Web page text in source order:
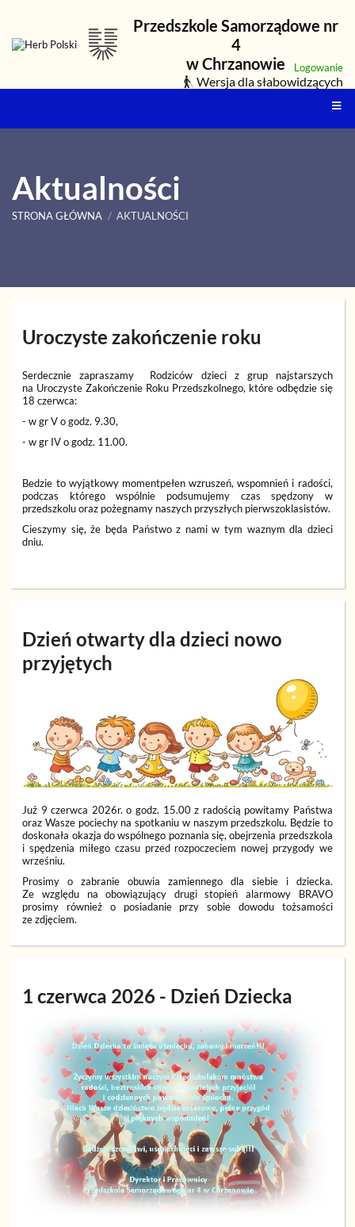
Przedszkole Samorządowe nr
4
w Chrzanowie
Logowanie
Wersja dla słabowidzących
Aktualności
STRONA GŁÓWNA / AKTUALNOŚCI
Uroczyste zakończenie roku
Serdecznie zapraszamy Rodziców dzieci z grup najstarszych
na Uroczyste Zakończenie Roku Przedszkolnego, które odbędzie się
18 czerwca:
- w gr V o godz. 9.30,
- w gr IV o godz. 11.00.
Bedzie to wyjątkowy momentpełen wzruszeń, wspomnień i radości,
podczas którego wspólnie podsumujemy czas spędzony w
przedszkolu oraz pożegnamy naszych przyszłych pierwszoklasistów.
Cieszymy się, że będa Państwo z nami w tym waznym dla dzieci
dniu.
Dzień otwarty dla dzieci nowo
przyjętych
Już 9 czerwca 2026r. o godz. 15.00 z radością powitamy Państwa
oraz Wasze pociechy na spotkaniu w naszym przedszkolu. Będzie to
doskonała okazja do wspólnego poznania się, obejrzenia przedszkola
i spędzenia miłego czasu przed rozpoczeciem nowej przygody we
wrześniu.
Prosimy o zabranie obuwia zamiennego dla siebie i dziecka.
Ze względu na obowiązujący drugi stopień alarmowy BRAVO
prosimy również o posiadanie przy sobie dowodu tożsamości
ze zdjęciem.
1 czerwca 2026 - Dzień Dziecka